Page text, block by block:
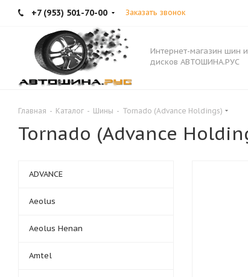
+7 (953) 501-70-00 Заказать звонок
Интернет-магазин шин и
дисков АВТОШИНА.РУС
Главная - Каталог - Шины - Tornado (Advance Holdings)
Tornado (Advance
ADVANCE
Aeolus
Aeolus Henan
Amtel